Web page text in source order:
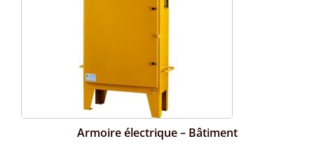
Armoire électrique – Bâtiment